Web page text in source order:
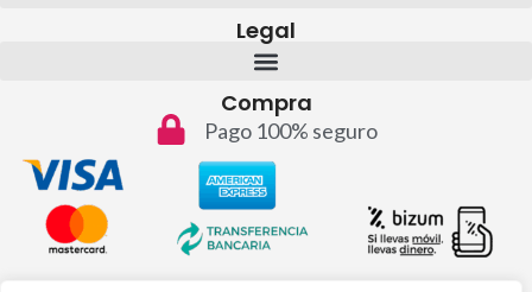
Legal
Compra
Pago 100% seguro